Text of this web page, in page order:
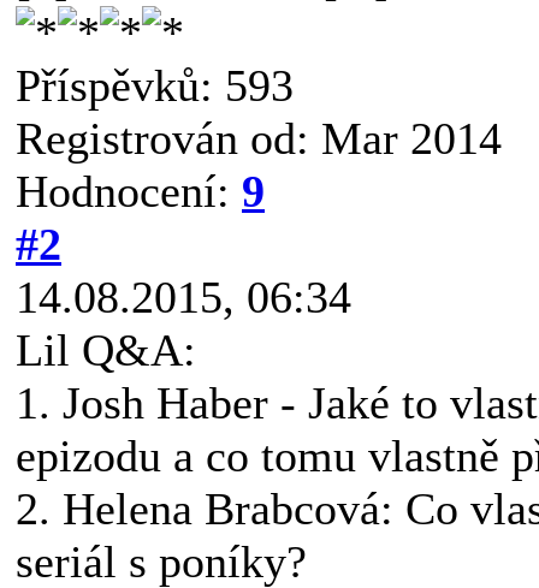
Příspěvků: 593
Registrován od: Mar 2014
Hodnocení: 9
#2
14.08.2015, 06:34
Lil Q&A:
1. Josh Haber - Jaké to
epizodu a co tomu vlastně
2. Helena Brabcová: Co
seriál s poníky?